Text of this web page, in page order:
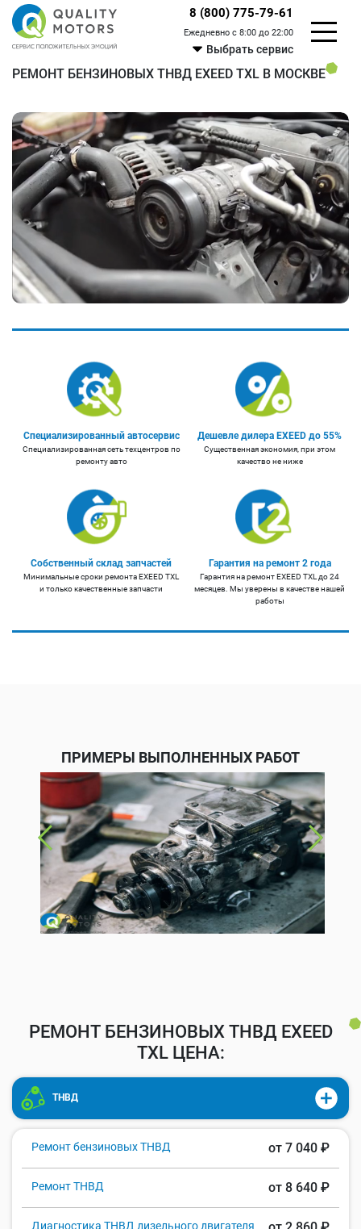
8 (800) 775-79-61
Ежедневно с 8:00 до 22:00
Выбрать сервис
РЕМОНТ БЕНЗИНОВЫХ ТНВД EXEED TXL В МОСКВЕ
Специализированный автосервис
Специализированная сеть техцентров по
ремонту авто
Дешевле дилера EXEED до 55%
Существенная экономия, при этом
качество не ниже
Собственный склад запчастей
Минимальные сроки ремонта EXEED TXL
и только качественные запчасти
Гарантия на ремонт 2 года
Гарантия на ремонт EXEED TXL до 24
месяцев. Мы уверены в качестве нашей
работы
ПРИМЕРЫ ВЫПОЛНЕННЫХ РАБОТ
РЕМОНТ БЕНЗИНОВЫХ ТНВД EXEED
TXL ЦЕНА:
ТНВД
Ремонт бензиновых ТНВД от 7 040 ₽
Ремонт ТНВД от 8 640 ₽
Диагностика ТНВД дизельного двигателя